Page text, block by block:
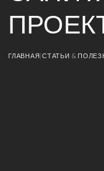
ГЛАВНАЯ|СТАТЬИ &